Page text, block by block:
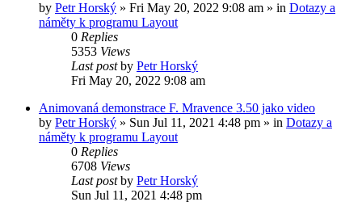
by Petr Horský » Fri May 20, 2022 9:08 am » in Dotazy a
náměty k programu Layout
0 Replies
5353 Views
Last postby Petr Horský
Fri May 20, 2022 9:08 am
Animovaná demonstrace F. Mravence 3.50 jako video
by Petr Horský » Sun Jul 11, 2021 4:48 pm » in Dotazy a
náměty k programu Layout
0 Replies
6708 Views
Last postby Petr Horský
Sun Jul 11, 2021 4:48 pm